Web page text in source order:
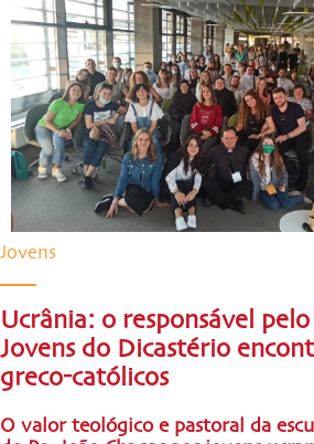
Jovens
Ucrânia: o responsável
Jovens do Dicastério
greco-católicos
O valor teológico e pastoral da